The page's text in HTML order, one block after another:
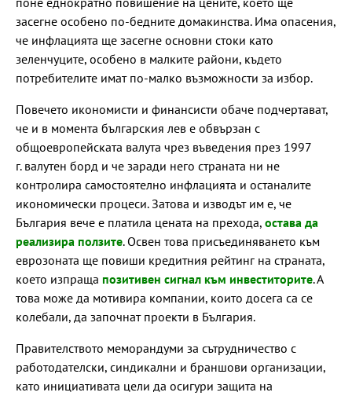
засегне особено по-бедните домакинства. Има опасения,
че инфлацията ще засегне основни стоки като
зеленчуците, особено в малките райони, където
потребителите имат по-малко възможности за избор.
Повечето икономисти и финансисти обаче подчертават,
че и в момента българския лев е обвързан с
общоевропейската валута чрез въведения през 1997
г. валутен борд и че заради него страната ни не
контролира самостоятелно инфлацията и останалите
икономически процеси. Затова и изводът им е, че
България вече е платила цената на прехода, остава да
реализира ползите. Освен това присъединяването към
еврозоната ще повиши кредитния рейтинг на страната,
което изпраща позитивен сигнал към инвеститорите. А
това може да мотивира компании, които досега са се
колебали, да започнат проекти в България.
Правителството меморандуми за сътрудничество с
работодателски, синдикални и браншови организации,
като инициативата цели да осигури защита на